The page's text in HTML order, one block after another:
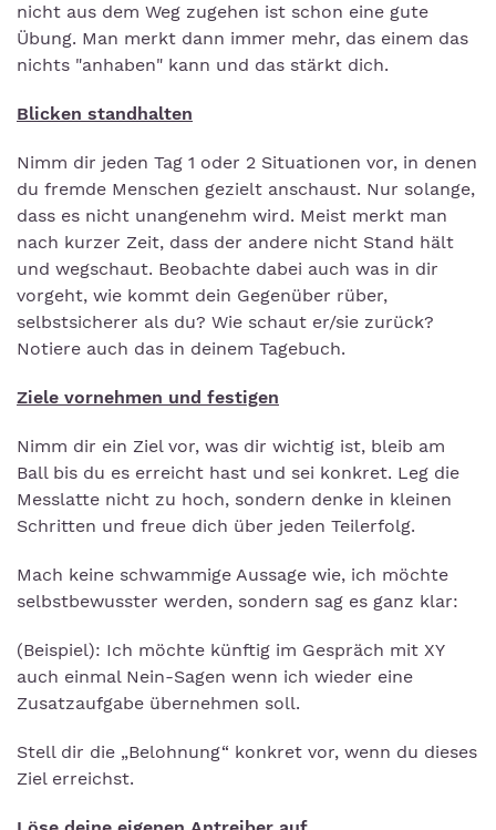
nicht aus dem Weg zugehen ist schon eine gute
Übung. Man merkt dann immer mehr, das einem das
nichts "anhaben" kann und das stärkt dich.
Blicken standhalten
Nimm dir jeden Tag 1 oder 2 Situationen vor, in denen
du fremde Menschen gezielt anschaust. Nur solange,
dass es nicht unangenehm wird. Meist merkt man
nach kurzer Zeit, dass der andere nicht Stand hält
und wegschaut. Beobachte dabei auch was in dir
vorgeht, wie kommt dein Gegenüber rüber,
selbstsicherer als du? Wie schaut er/sie zurück?
Notiere auch das in deinem Tagebuch.
Ziele vornehmen und festigen
Nimm dir ein Ziel vor, was dir wichtig ist, bleib am
Ball bis du es erreicht hast und sei konkret. Leg die
Messlatte nicht zu hoch, sondern denke in kleinen
Schritten und freue dich über jeden Teilerfolg.
Mach keine schwammige Aussage wie, ich möchte
selbstbewusster werden, sondern sag es ganz klar:
(Beispiel): Ich möchte künftig im Gespräch mit XY
auch einmal Nein-Sagen wenn ich wieder eine
Zusatzaufgabe übernehmen soll.
Stell dir die „Belohnung“ konkret vor, wenn du dieses
Ziel erreichst.